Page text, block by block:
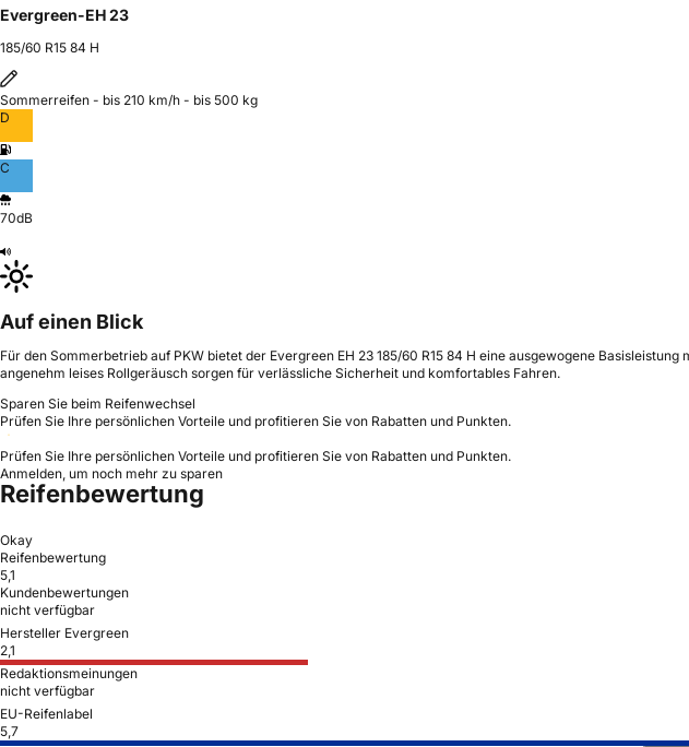
Evergreen-EH 23
185/60 R15 84 H
Sommerreifen - bis 210 km/h - bis 500 kg
D
C
70dB
Auf einen Blick
Für den Sommerbetrieb auf PKW bietet der Evergreen EH 23 185/60 R15 84 H eine ausgewogene
angenehm leises Rollgeräusch sorgen für verlässliche Sicherheit und komfortables Fahren.
Sparen Sie beim Reifenwechsel
Prüfen Sie Ihre persönlichen Vorteile und profitieren Sie von Rabatten und Punkten.
Prüfen Sie Ihre persönlichen Vorteile und profitieren Sie von Rabatten und Punkten.
Anmelden, um noch mehr zu sparen
Reifenbewertung
Okay
Reifenbewertung
5,1
Kundenbewertungen
nicht verfügbar
Hersteller Evergreen
2,1
Redaktionsmeinungen
nicht verfügbar
EU-Reifenlabel
5,7